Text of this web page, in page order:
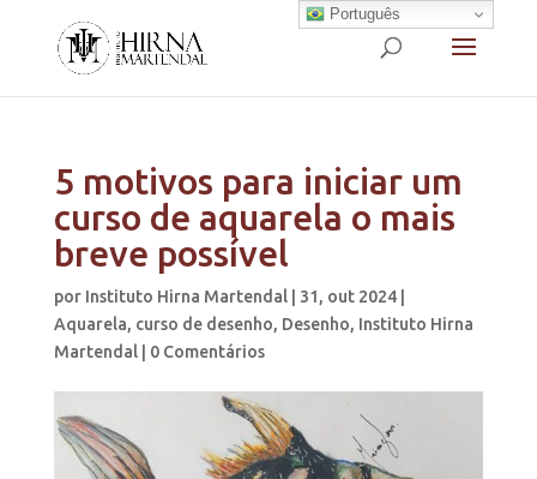
5 motivos para iniciar um
curso de aquarela o mais
breve possível
por Instituto Hirna Martendal| 31, out 2024|
Aquarela, curso de desenho, Desenho, Instituto Hirna
Martendal| 0 Comentários
Português